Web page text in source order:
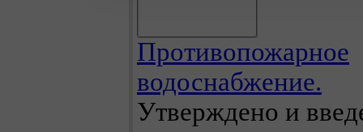
Противопожарное
водоснабжение.
Утверждено и